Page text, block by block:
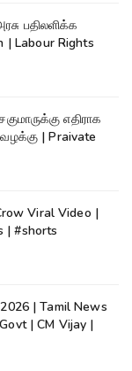
பதிலளிக்க
| Labour Rights
எதிராக
வழக்கு | Praivate
Viral Video |
| #shorts
| Tamil News
| CM Vijay |